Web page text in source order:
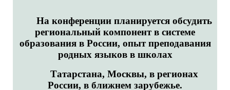
На конференции планируется обсудить
региональный компонент в системе
образования в России, опыт преподавания
родных языков в школах
Татарстана, Москвы, в регионах
России, в ближнем зарубежье.